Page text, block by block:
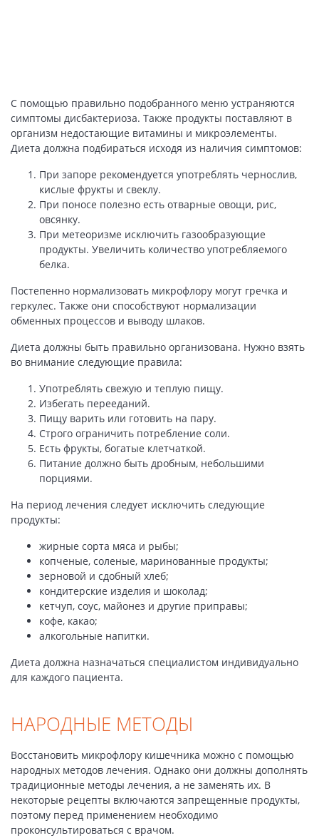
С помощью правильно подобранного меню устраняются
симптомы дисбактериоза. Также продукты поставляют в
организм недостающие витамины и микроэлементы.
Диета должна подбираться исходя из наличия симптомов:
При запоре рекомендуется употреблять чернослив,
кислые фрукты и свеклу.
При поносе полезно есть отварные овощи, рис,
овсянку.
При метеоризме исключить газообразующие
продукты. Увеличить количество употребляемого
белка.
Постепенно нормализовать микрофлору могут гречка и
геркулес. Также они способствуют нормализации
обменных процессов и выводу шлаков.
Диета должны быть правильно организована. Нужно взять
во внимание следующие правила:
Употреблять свежую и теплую пищу.
Избегать перееданий.
Пищу варить или готовить на пару.
Строго ограничить потребление соли.
Есть фрукты, богатые клетчаткой.
Питание должно быть дробным, небольшими
порциями.
На период лечения следует исключить следующие
продукты:
жирные сорта мяса и рыбы;
копченые, соленые, маринованные продукты;
зерновой и сдобный хлеб;
кондитерские изделия и шоколад;
кетчуп, соус, майонез и другие приправы;
кофе, какао;
алкогольные напитки.
Диета должна назначаться специалистом индивидуально
для каждого пациента.
НАРОДНЫЕ МЕТОДЫ
Восстановить микрофлору кишечника можно с помощью
народных методов лечения. Однако они должны дополнять
традиционные методы лечения, а не заменять их. В
некоторые рецепты включаются запрещенные продукты,
поэтому перед применением необходимо
проконсультироваться с врачом.